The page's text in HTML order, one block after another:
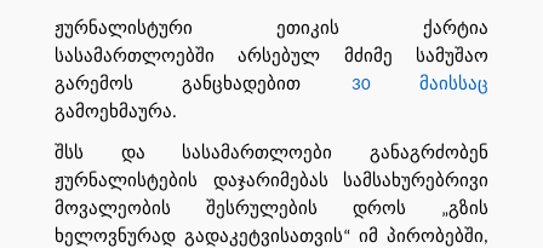
ჟურნალისტური ეთიკის ქარტია
სასამართლოებში არსებულ მძიმე სამუშაო
გარემოს განცხადებით
30 მაისსაც
გამოეხმაურა.
შსს და სასამართლოები განაგრძობენ
ჟურნალისტების დაჯარიმებას სამსახურებრივი
მოვალეობის შესრულების დროს „გზის
ხელოვნურად გადაკეტვისათვის“ იმ პირობებში,